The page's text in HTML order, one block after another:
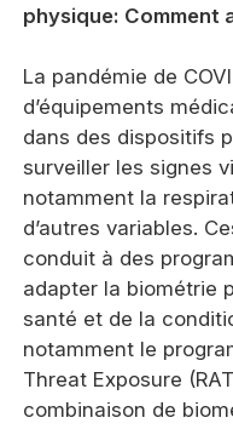
physique: Comment
La pandémie de
d’équipements
dans des dispositifs
surveiller les signes
notamment la
d’autres variables.
conduit à des
adapter la biométrie
santé et de la
notamment le
Threat Exposure
combinaison de